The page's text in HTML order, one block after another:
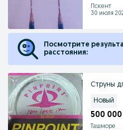
Пскент
30 июля
Посмотрите
расстояния:
Струны
Новый
500
Ташморе